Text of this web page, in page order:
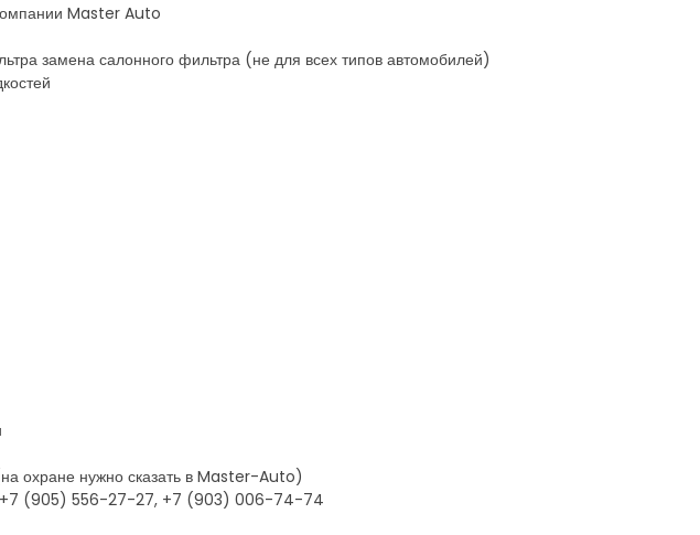
Master Auto
замена салонного фильтра (не для всех типов автомобилей)
охране нужно сказать в Master-Auto)
+7 (905) 556-27-27, +7 (903) 006-74-74